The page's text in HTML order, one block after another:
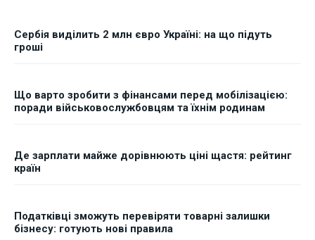
Сербія виділить 2 млн євро Україні: на що підуть
гроші
Що варто зробити з фінансами перед мобілізацією:
поради військовослужбовцям та їхнім родинам
Де зарплати майже дорівнюють ціні щастя: рейтинг
країн
Податківці зможуть перевіряти товарні залишки
бізнесу: готують нові правила